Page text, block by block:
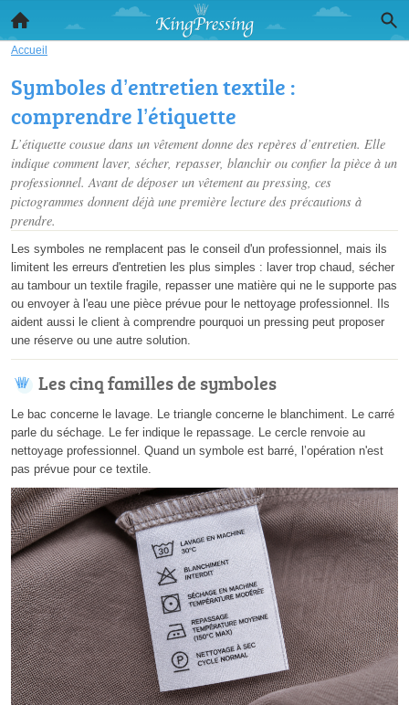
Accueil
Symboles d’entretien textile :
comprendre l’étiquette
L’étiquette cousue dans un vêtement donne des repères d’entretien. Elle
indique comment laver, sécher, repasser, blanchir ou confier la pièce à un
professionnel. Avant de déposer un vêtement au pressing, ces
pictogrammes donnent déjà une première lecture des précautions à
prendre.
Les symboles ne remplacent pas le conseil d'un professionnel, mais ils
limitent les erreurs d'entretien les plus simples : laver trop chaud, sécher
au tambour un textile fragile, repasser une matière qui ne le supporte pas
ou envoyer à l'eau une pièce prévue pour le nettoyage professionnel. Ils
aident aussi le client à comprendre pourquoi un pressing peut proposer
une réserve ou une autre solution.
Les cinq familles de symboles
Le bac concerne le lavage. Le triangle concerne le blanchiment. Le carré
parle du séchage. Le fer indique le repassage. Le cercle renvoie au
nettoyage professionnel. Quand un symbole est barré, l’opération n'est
pas prévue pour ce textile.